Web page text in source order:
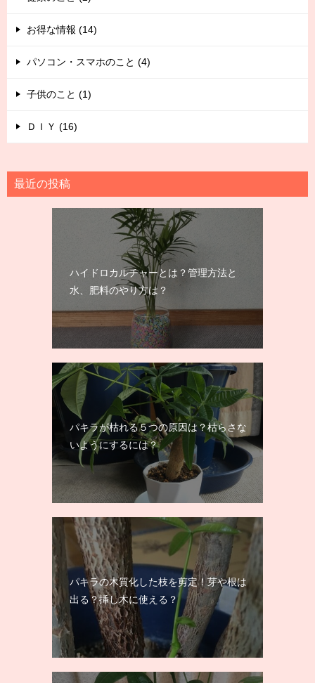
お得な情報 (14)
パソコン・スマホのこと (4)
子供のこと (1)
ＤＩＹ (16)
最近の投稿
ハイドロカルチャーとは？管理方法と
水、肥料のやり方は？
パキラが枯れる５つの原因は？枯らさな
いようにするには？
パキラの木質化した枝を剪定！芽や根は
出る？挿し木に使える？